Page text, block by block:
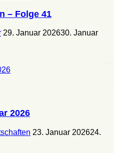
– Folge 41
29. Januar 202630. Januar
2026
23. Januar 202624.